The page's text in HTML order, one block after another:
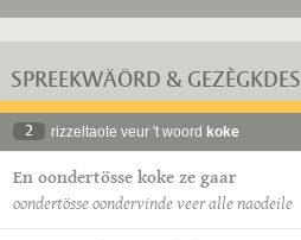
SPREEKWÄÖRD & GEZÈGKDES
2 rizzeltaote veur 't woord koke
En oondertösse koke ze gaar
oondertösse oondervinde veer alle naodeile